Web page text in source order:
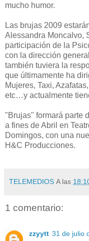
mucho humor.
Las brujas 2009
Alessandra Moncalvo,
participación de la
con la dirección
también tuviera la
que últimamente ha
Mujeres, Taxi,
etc…y actualmente
"Brujas" formará parte
a fines de Abril en
Domingos, con una
H&C Producciones.
TELEMEDIOS A las
1 comentario:
zzyytt 31 de julio